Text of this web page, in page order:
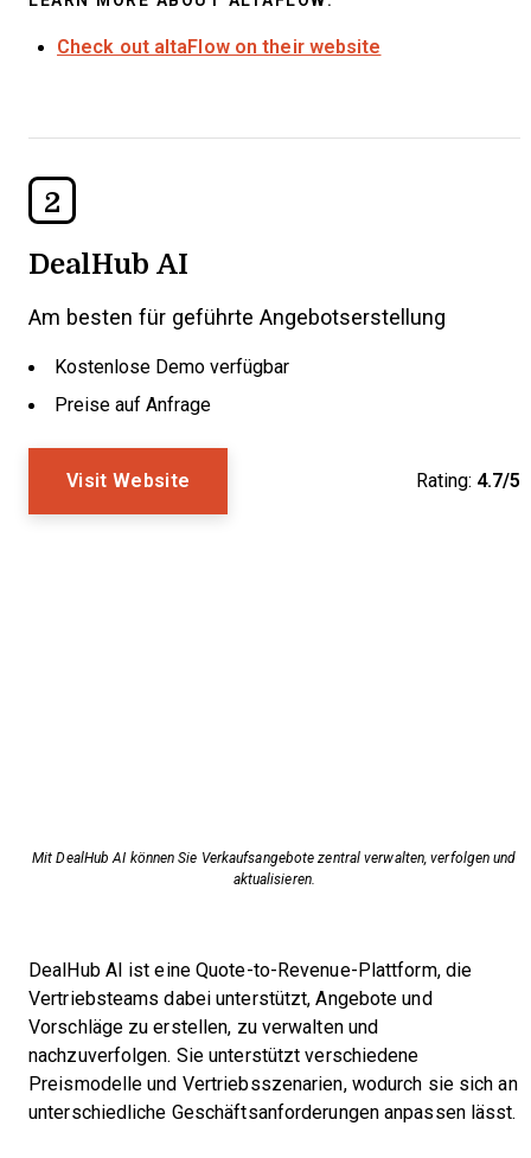
Check out altaFlow on their website
2
DealHub AI
Am besten für geführte Angebotserstellung
Kostenlose Demo verfügbar
Preise auf Anfrage
Visit Website Rating: 4.7/5
Mit DealHub AI können Sie Verkaufsangebote zentral verwalten, verfolgen und
aktualisieren.
DealHub AI ist eine Quote-to-Revenue-Plattform, die
Vertriebsteams dabei unterstützt, Angebote und
Vorschläge zu erstellen, zu verwalten und
nachzuverfolgen. Sie unterstützt verschiedene
Preismodelle und Vertriebsszenarien, wodurch sie sich an
unterschiedliche Geschäftsanforderungen anpassen lässt.